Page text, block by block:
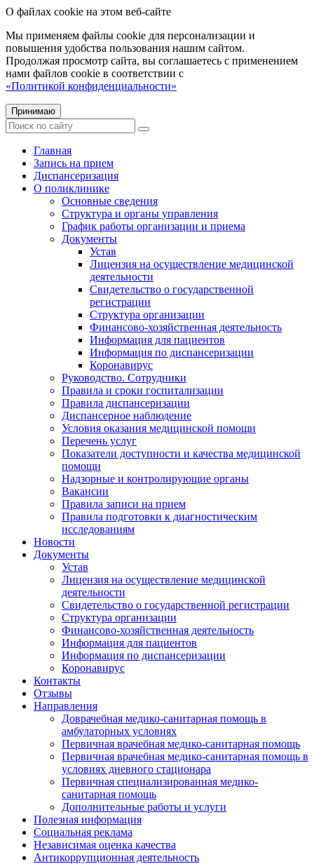
О файлах cookie на этом веб-сайте
Мы применяем файлы cookie для персонализации и
повышения удобства пользования нашим сайтом.
Продолжая просмотр сайта, вы соглашаетесь с применением
нами файлов cookie в соответствии с
«Политикой конфиденциальности»
Принимаю
Главная
Запись на прием
Диспансеризация
О поликлинике
Основные сведения
Структура и органы управления
График работы организации и приема
Документы
Устав
Лицензия на осуществление медицинской
деятельности
Свидетельство о государственной
регистрации
Структура организации
Финансово-хозяйственная деятельность
Информация для пациентов
Информация по диспансеризации
Коронавирус
Руководство. Сотрудники
Правила и сроки госпитализации
Правила диспансеризации
Диспансерное наблюдение
Условия оказания медицинской помощи
Перечень услуг
Показатели доступности и качества медицинской
помощи
Надзорные и контролирующие органы
Вакансии
Правила записи на прием
Правила подготовки к диагностическим
исследованиям
Новости
Документы
Устав
Лицензия на осуществление медицинской
деятельности
Свидетельство о государственной регистрации
Структура организации
Финансово-хозяйственная деятельность
Информация для пациентов
Информация по диспансеризации
Коронавирус
Контакты
Отзывы
Направления
Доврачебная медико-санитарная помощь в
амбулаторных условиях
Первичная врачебная медико-санитарная помощь
Первичная врачебная медико-санитарная помощь в
условиях дневного стационара
Первичная специализированная медико-
санитарная помощь
Дополнительные работы и услуги
Полезная информация
Социальная реклама
Независимая оценка качества
Антикоррупционная деятельность